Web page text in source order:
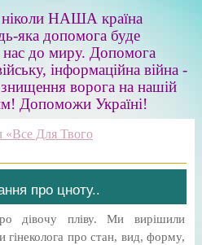
ніколи НАША країна
яка допомога буде
до миру. Допомога
інформаційна війна -
ворога на нашій
Допоможи Україні!
«Все Для Твого
про цноту..
дівочу пліву. Ми вирішили
гінеколога про стан, вид, форму,